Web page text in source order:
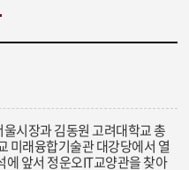
시장과 김동원 고려대학교 총
미래융합기술관 대강당에서 열
에 앞서 정운오IT교양관을 찾아